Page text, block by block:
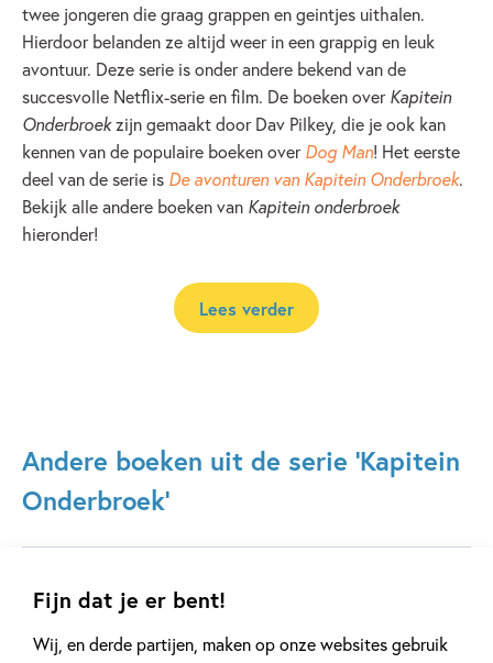
Fijn dat je er bent!
Wij, en derde partijen, maken op onze websites gebruik
twee jongeren die graag grappen en geintjes uithalen.
Hierdoor belanden ze altijd weer in een grappig en leuk
avontuur. Deze serie is onder andere bekend van de
succesvolle Netflix-serie en film. De boeken overKapitein
Onderbroekzijn gemaakt door Dav Pilkey, die je ook kan
kennen van de populaire boeken overDog Man! Het eerste
deel van de serie is De avonturen van Kapitein Onderbroek.
Bekijk alle andere boeken van Kapitein onderbroek
hieronder!
Lees verder
Andere boeken uit de serie 'Kapitein
Onderbroek'
Deel 12 Deel 10